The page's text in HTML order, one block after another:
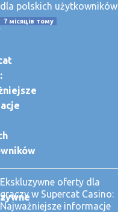
dla polskich użytkowników
7 місяців тому
Ekskluzywne oferty dla
graczy w Supercat Casino:
Najważniejsze informacje